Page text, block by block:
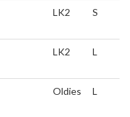
LK2 S
LK2 L
Oldies L